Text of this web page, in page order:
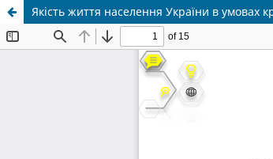
Якість життя населення України в умовах